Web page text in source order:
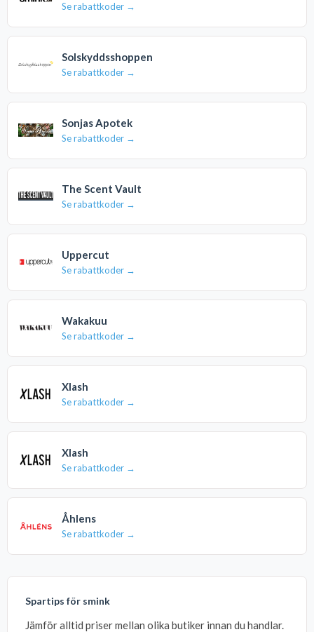
Se rabattkoder →
Solskyddsshoppen
Se rabattkoder →
Sonjas Apotek
Se rabattkoder →
The Scent Vault
Se rabattkoder →
Uppercut
Se rabattkoder →
Wakakuu
Se rabattkoder →
Xlash
Se rabattkoder →
Xlash
Se rabattkoder →
Åhlens
Se rabattkoder →
Spartips för smink
Jämför alltid priser mellan olika butiker innan du handlar.